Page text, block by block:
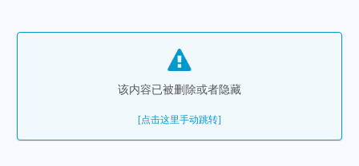
该内容已被删除或者隐藏
[点击这里手动跳转]